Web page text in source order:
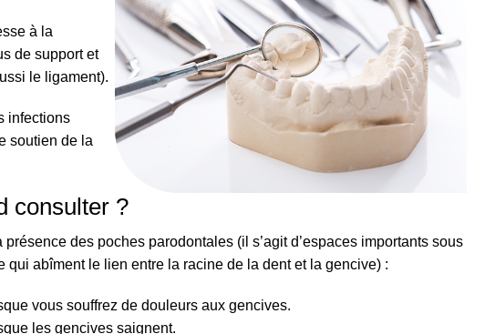
à la
de support et
le ligament).
infections
soutien de la
consulter ?
présence des poches parodontales (il s’agit d’espaces importants sous
qui abîment le lien entre la racine de la dent et la gencive) :
vous souffrez de douleurs aux gencives.
les gencives saignent.